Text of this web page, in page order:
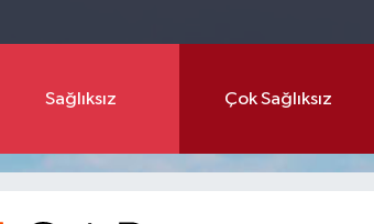
Sağlıksız Çok Sağlıksız